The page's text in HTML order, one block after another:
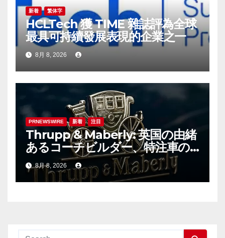
新着 繁体字
HCLTech 獲 TIME 雜誌評為全球
最具可持續發展表現的企業之一
8月 8, 2026
PRNEWSWIRE 新着 注目
Thrupp & Maberly: 英国の由緒
あるコーチビルダー、特注車の
新時代へ
8月 8, 2026